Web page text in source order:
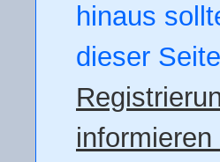
hinaus
dieser